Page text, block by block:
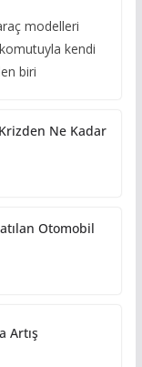
modelleri
kendi
biri
Ne Kadar
Otomobil
Artış